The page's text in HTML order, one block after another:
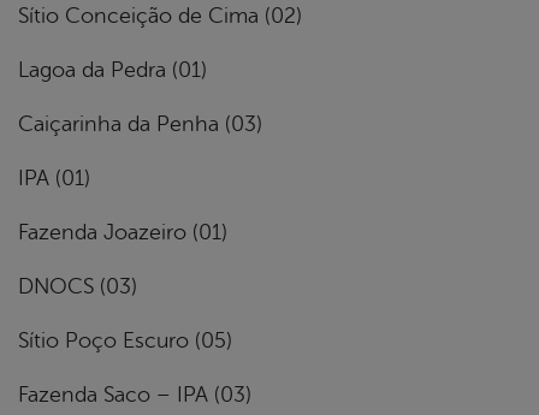
Sítio Conceição de Cima (02)
Lagoa da Pedra (01)
Caiçarinha da Penha (03)
IPA (01)
Fazenda Joazeiro (01)
DNOCS (03)
Sítio Poço Escuro (05)
Fazenda Saco – IPA (03)